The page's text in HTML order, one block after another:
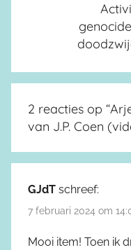
2 reacties op “
van J.P. Coen
GJdT schreef:
7 februari 2024 om
Mooi item! Toen ik